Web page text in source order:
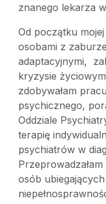
znanego lekarza
Od początku
osobami z
adaptacyjnymi,
kryzysie
zdobywałam
psychicznego,
Oddziale
terapię
psychiatrów w
osób